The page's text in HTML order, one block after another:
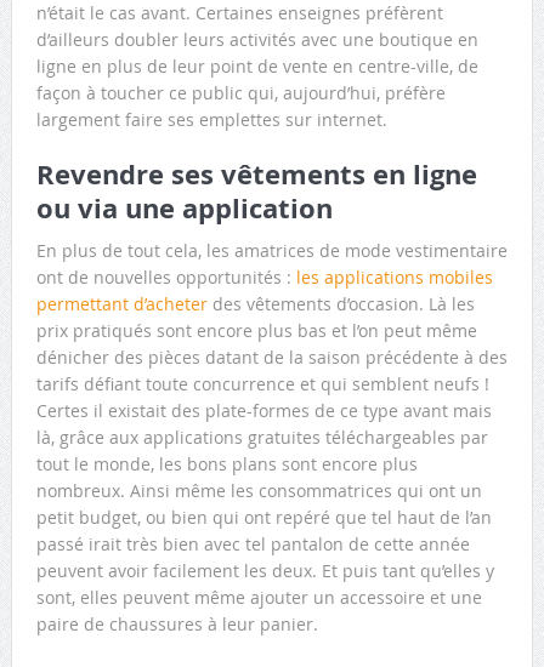
n’était le cas avant. Certaines enseignes préfèrent
d’ailleurs doubler leurs activités avec une boutique en
ligne en plus de leur point de vente en centre-ville, de
façon à toucher ce public qui, aujourd’hui, préfère
largement faire ses emplettes sur internet.
Revendre ses vêtements en ligne
ou via une application
En plus de tout cela, les amatrices de mode vestimentaire
ont de nouvelles opportunités : les applications mobiles
permettant d’acheterdes vêtements d’occasion. Là les
prix pratiqués sont encore plus bas et l’on peut même
dénicher des pièces datant de la saison précédente à des
tarifs défiant toute concurrence et qui semblent neufs !
Certes il existait des plate-formes de ce type avant mais
là, grâce aux applications gratuites téléchargeables par
tout le monde, les bons plans sont encore plus
nombreux. Ainsi même les consommatrices qui ont un
petit budget, ou bien qui ont repéré que tel haut de l’an
passé irait très bien avec tel pantalon de cette année
peuvent avoir facilement les deux. Et puis tant qu’elles y
sont, elles peuvent même ajouter un accessoire et une
paire de chaussures à leur panier.